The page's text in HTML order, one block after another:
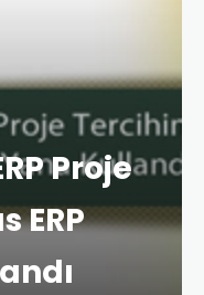
Proje
ERP